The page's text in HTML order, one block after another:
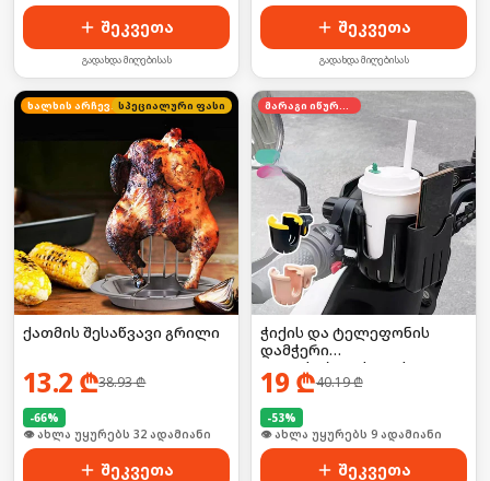
შეკვეთა
გადახდა მიღებისას
შეკვეთა
გადახდა მიღებისას
ხალხის არჩევანისპეციალური ფასი
ქათმის შესაწვავი გრილი
13.2 ₾38.93₾
-66%
🛒 ბოლო 24სთ-ში იყიდა 43-მა
შეკვეთა
ჭიქის და ტელეფონის
დამჭერი
ველოსიპედისთვის
19 ₾40.19₾
-53%
🛒 ბოლო 24სთ-ში იყიდა 10-მა
შეკვეთა